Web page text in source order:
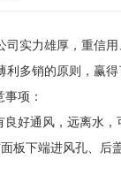
司实力雄厚，重信
利多销的原则，赢得
项：
良好通风，远离水，
板下端进风孔、后